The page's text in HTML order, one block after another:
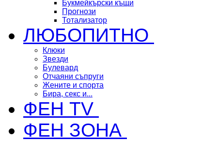
Букмейкърски къщи
Прогнози
Тотализатор
ЛЮБОПИТНО
Клюки
Звезди
Булевард
Отчаяни съпруги
Жените и спорта
Бира, секс и...
ФЕН TV
ФЕН ЗОНА